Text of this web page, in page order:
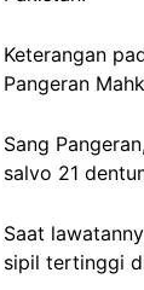
Keterangan
Pangeran
Sang
salvo 21
Saat
sipil tertinggi